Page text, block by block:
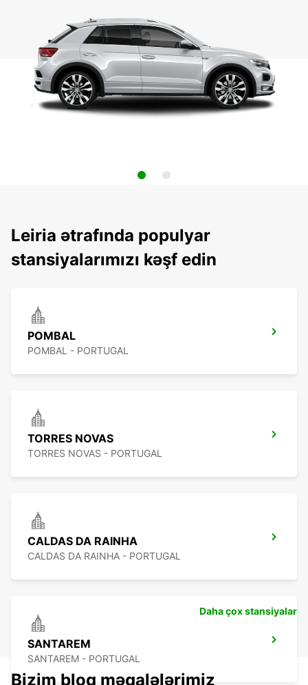
Leiria ətrafında populyar
stansiyalarımızı kəşf edin
POMBAL
POMBAL - PORTUGAL
TORRES NOVAS
TORRES NOVAS - PORTUGAL
CALDAS DA RAINHA
CALDAS DA RAINHA - PORTUGAL
SANTAREM
SANTAREM - PORTUGAL
Daha çox stansiyalar
Bizim bloq məqalələrimiz